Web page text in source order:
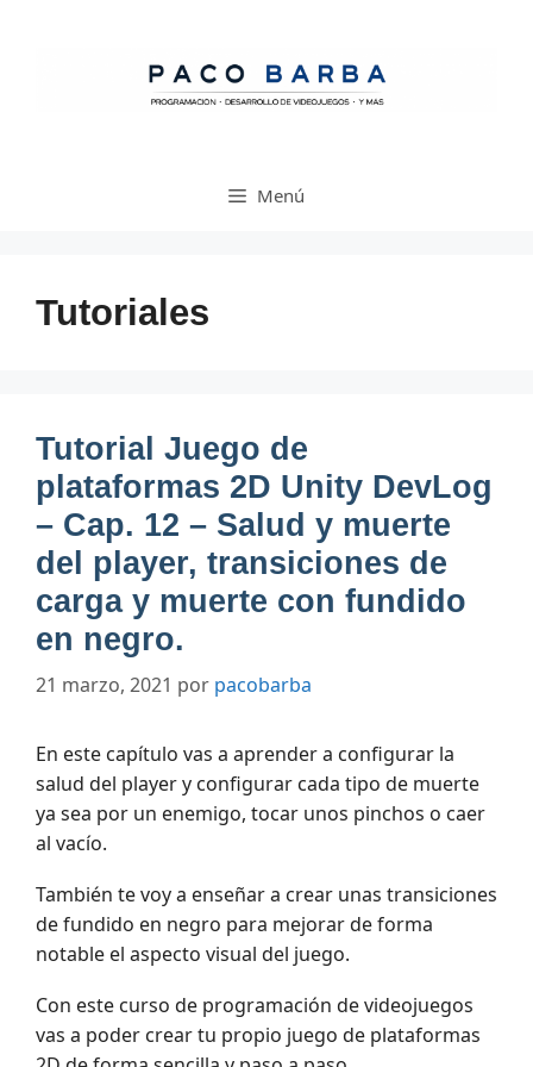
Menú
Tutoriales
Tutorial Juego de
plataformas 2D Unity DevLog
– Cap. 12 – Salud y muerte
del player, transiciones de
carga y muerte con fundido
en negro.
21 marzo, 2021 por pacobarba
En este capítulo vas a aprender a configurar la
salud del player y configurar cada tipo de muerte
ya sea por un enemigo, tocar unos pinchos o caer
al vacío.
También te voy a enseñar a crear unas transiciones
de fundido en negro para mejorar de forma
notable el aspecto visual del juego.
Con este curso de programación de videojuegos
vas a poder crear tu propio juego de plataformas